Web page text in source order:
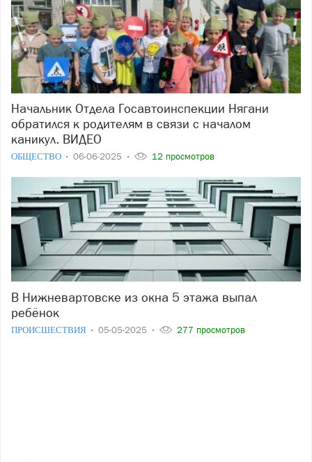
Начальник Отдела Госавтоинспекции Нягани
обратился к родителям в связи с началом
каникул. ВИДЕО
ОБЩЕСТВО 06-06-2025 12 просмотров
В Нижневартовске из окна 5 этажа выпал
ребёнок
ПРОИСШЕСТВИЯ 05-05-2025 277 просмотров